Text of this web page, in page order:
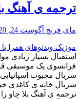
ترجمه ی آهنگ
مای فرنچ آگوست 24, 2020
موزیک ویدئوهای همرا
استقبال بسیار زیادی
فرانسوی یک موسیقی
سریال محبوب
سریال خانه ی کاغذی
ترجمه ی آهنگ بلا چاو